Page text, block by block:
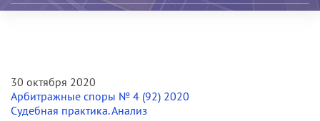
30 октября 2020
Арбитражные споры № 4 (92) 2020
Судебная практика. Анализ